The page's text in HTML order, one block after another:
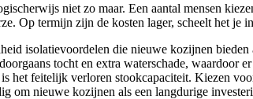
niet zo maar. Een aantal mensen
Op termijn zijn de kosten lager, scheelt het
isolatievoordelen die nieuwe kozijnen
tocht en extra waterschade,
het feitelijk verloren stookcapaciteit. Kiezen
om nieuwe kozijnen als een langdurige